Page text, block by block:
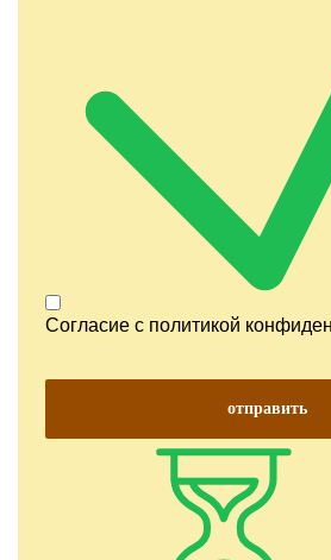
Согласие с политикой
отправить